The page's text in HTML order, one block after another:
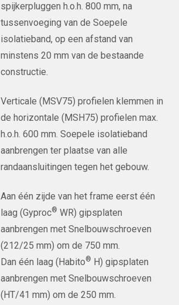
spijkerpluggen h.o.h. 800 mm, na
tussenvoeging van de Soepele
isolatieband, op een afstand van
minstens 20 mm van de bestaande
constructie.
Verticale (MSV75) profielen klemmen in
de horizontale (MSH75) profielen max.
h.o.h. 600 mm. Soepele isolatieband
aanbrengen ter plaatse van alle
randaansluitingen tegen het gebouw.
Aan één zijde van het frame eerst één
laag (Gyproc® WR) gipsplaten
aanbrengen met Snelbouwschroeven
(212/25 mm) om de 750 mm.
Dan één laag (Habito® H) gipsplaten
aanbrengen met Snelbouwschroeven
(HT/41 mm) om de 250 mm.